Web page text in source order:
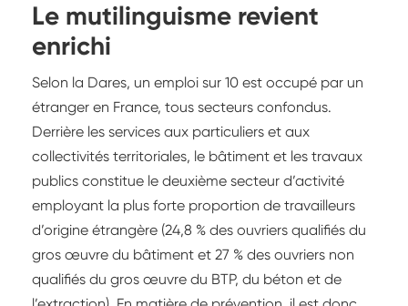
Le mutilinguisme revient
enrichi
Selon la Dares, un emploi sur 10 est occupé par un
étranger en France, tous secteurs confondus.
Derrière les services aux particuliers et aux
collectivités territoriales, le bâtiment et les travaux
publics constitue le deuxième secteur d’activité
employant la plus forte proportion de travailleurs
d’origine étrangère (24,8 % des ouvriers qualifiés du
gros œuvre du bâtiment et 27 % des ouvriers non
qualifiés du gros œuvre du BTP, du béton et de